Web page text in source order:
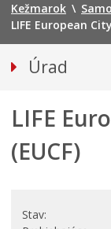
Kežmarok \
LIFE European
Úrad
Prednosta
Oddelenia
Sekcie úradu
Úradná tabuľa
LIFE
(EUCF)
Stav